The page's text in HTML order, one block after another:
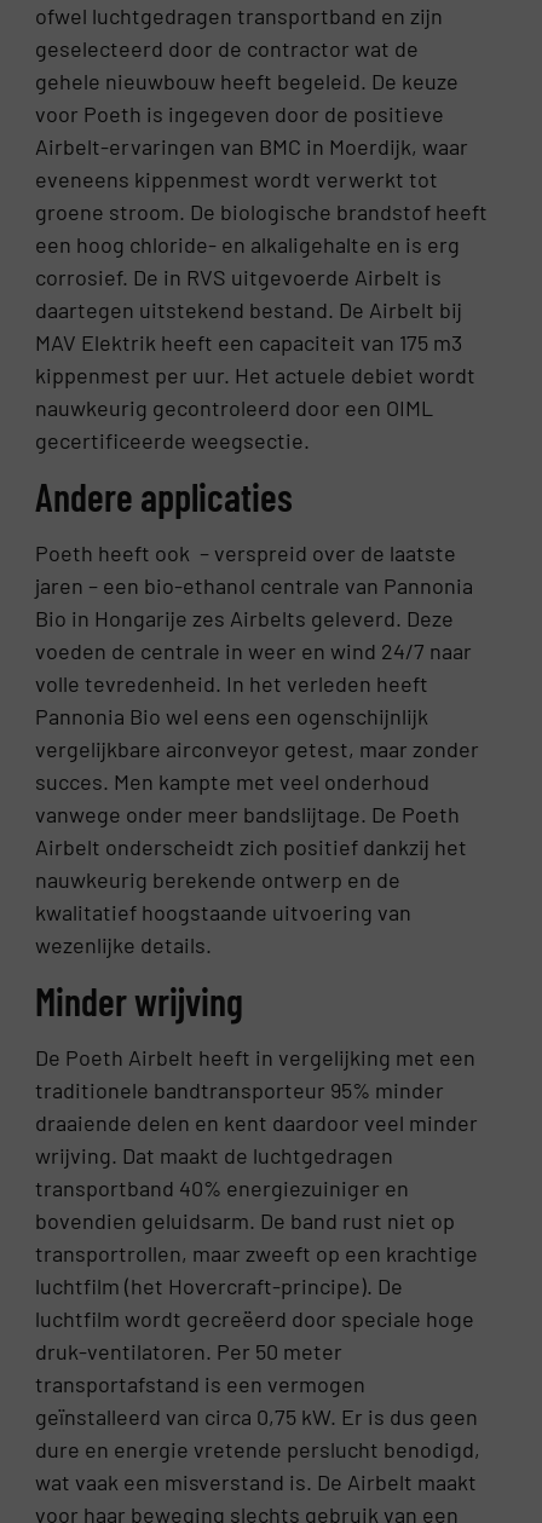
ofwel luchtgedragen transportband en zijn
geselecteerd door de contractor wat de
gehele nieuwbouw heeft begeleid. De keuze
voor Poeth is ingegeven door de positieve
Airbelt-ervaringen van BMC in Moerdijk, waar
eveneens kippenmest wordt verwerkt tot
groene stroom. De biologische brandstof heeft
een hoog chloride- en alkaligehalte en is erg
corrosief. De in RVS uitgevoerde Airbelt is
daartegen uitstekend bestand. De Airbelt bij
MAV Elektrik heeft een capaciteit van 175 m3
kippenmest per uur. Het actuele debiet wordt
nauwkeurig gecontroleerd door een OIML
gecertificeerde weegsectie.
Andere applicaties
Poeth heeft ook – verspreid over de laatste
jaren – een bio-ethanol centrale van Pannonia
Bio in Hongarije zes Airbelts geleverd. Deze
voeden de centrale in weer en wind 24/7 naar
volle tevredenheid. In het verleden heeft
Pannonia Bio wel eens een ogenschijnlijk
vergelijkbare airconveyor getest, maar zonder
succes. Men kampte met veel onderhoud
vanwege onder meer bandslijtage. De Poeth
Airbelt onderscheidt zich positief dankzij het
nauwkeurig berekende ontwerp en de
kwalitatief hoogstaande uitvoering van
wezenlijke details.
Minder wrijving
De Poeth Airbelt heeft in vergelijking met een
traditionele bandtransporteur 95% minder
draaiende delen en kent daardoor veel minder
wrijving. Dat maakt de luchtgedragen
transportband 40% energiezuiniger en
bovendien geluidsarm. De band rust niet op
transportrollen, maar zweeft op een krachtige
luchtfilm (het Hovercraft-principe). De
luchtfilm wordt gecreëerd door speciale hoge
druk-ventilatoren. Per 50 meter
transportafstand is een vermogen
geïnstalleerd van circa 0,75 kW. Er is dus geen
dure en energie vretende perslucht benodigd,
wat vaak een misverstand is. De Airbelt maakt
voor haar beweging slechts gebruik van een